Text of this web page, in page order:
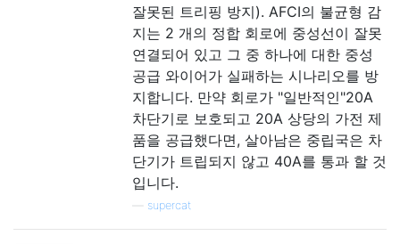
잘못된 트리핑 방지). AFCI의 불균형 감
지는 2 개의 정합 회로에 중성선이 잘못
연결되어 있고 그 중 하나에 대한 중성
공급 와이어가 실패하는 시나리오를 방
지합니다. 만약 회로가 "일반적인"20A
차단기로 보호되고 20A 상당의 가전 제
품을 공급했다면, 살아남은 중립국은 차
단기가 트립되지 않고 40A를 통과 할 것
입니다.
supercat